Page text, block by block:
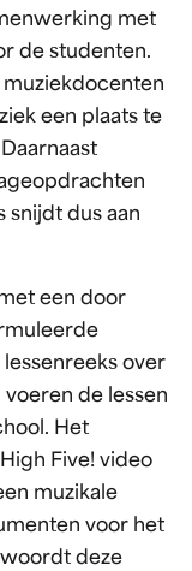
met
de studenten.
een plaats te
snijdt dus aan
een door
over
de lessen
Het
Five! video
muzikale
voor het
deze